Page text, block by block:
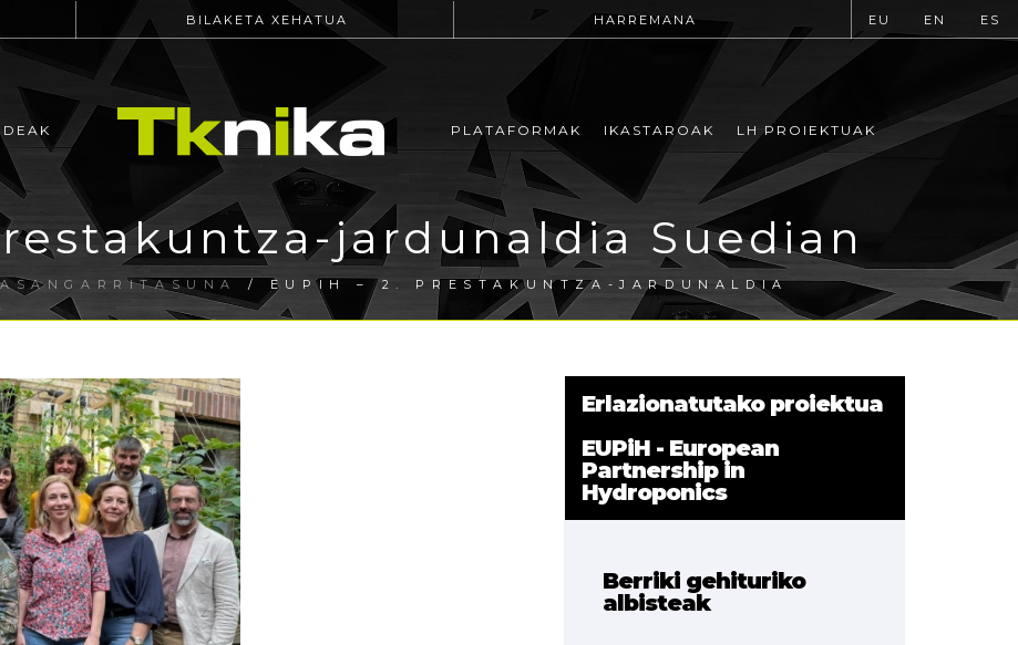
BILAKETA XEHATUA HARREMANA EU EN ES
PLATAFORMAK IKASTAROAK LH PROIEKTUAK
jardunaldia Suedian
/ EUPIH – 2. PRESTAKUNTZA-JARDUNALDIA
Erlazionatutako proiektua
EUPiH - European
Partnership in
Hydroponics
Berriki gehituriko
albisteak